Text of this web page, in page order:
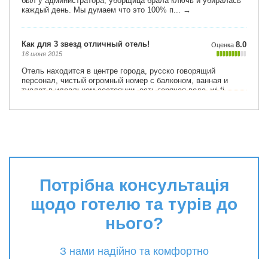
Потрібна консультація
щодо готелю та турів до
нього?
З нами надійно та комфортно